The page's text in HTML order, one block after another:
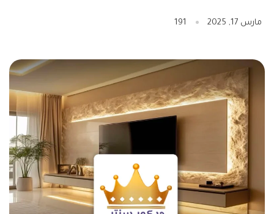
مارس 17, 2025 191